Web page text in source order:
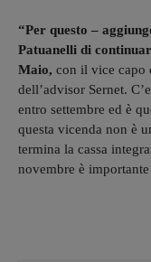
“Per questo –
Patuanelli di
Maio, con il vice capo
dell’advisor Sernet.
entro settembre ed è
questa vicenda non è
termina la cassa
novembre è